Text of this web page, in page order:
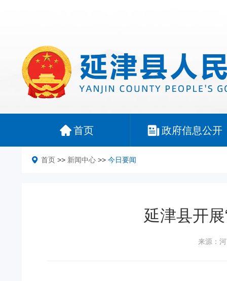
首页 政府信息公开
首页 >> 新闻中心 >> 今日要闻
延津县开
来源：